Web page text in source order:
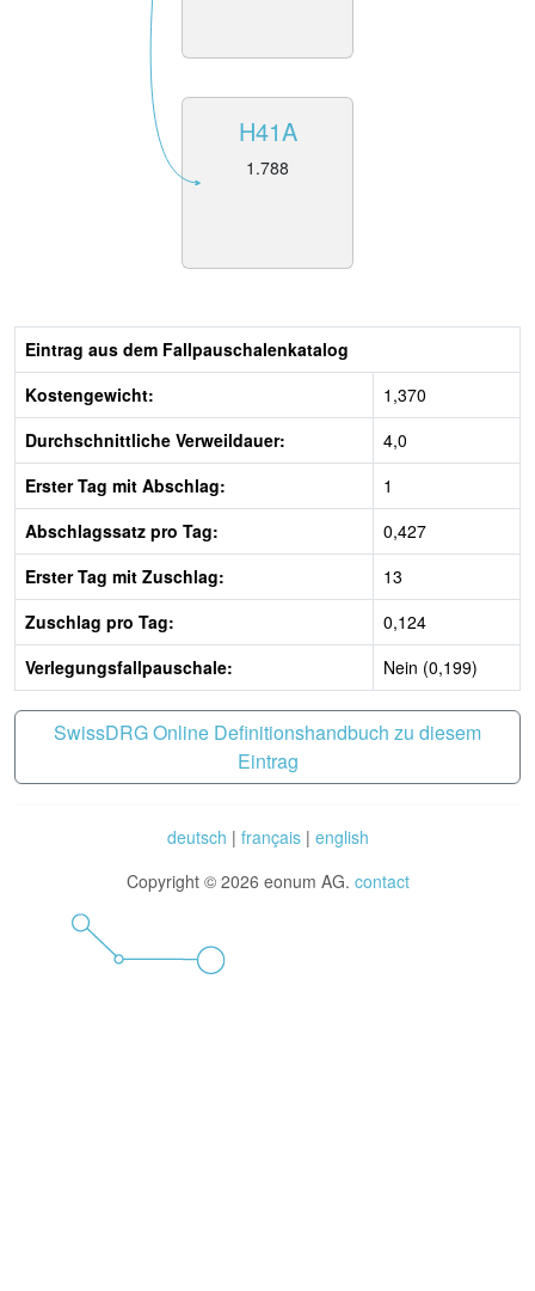
H41A
1.788
Eintrag aus dem Fallpauschalenkatalog
Kostengewicht:
1,370
Durchschnittliche Verweildauer:
4,0
Erster Tag mit Abschlag:
1
Abschlagssatz pro Tag:
0,427
Erster Tag mit Zuschlag:
13
Zuschlag pro Tag:
0,124
Verlegungsfallpauschale:
Nein (0,199)
SwissDRG Online Definitionshandbuch zu diesem
Eintrag
deutsch | français| english
Copyright © 2026 eonum AG. contact